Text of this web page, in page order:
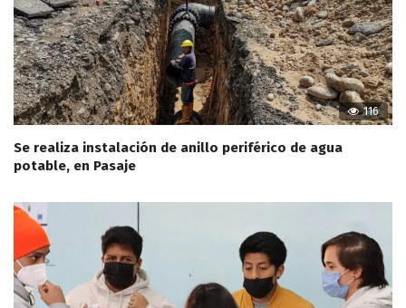
116
Se realiza instalación de anillo periférico de agua
potable, en Pasaje